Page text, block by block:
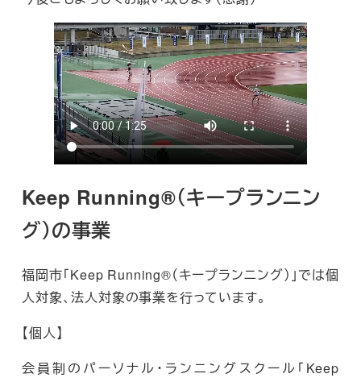
Keep Running®（キープランニン
グ）の事業
福岡市「Keep Running®（キープランニング）」では個
人対象、法人対象の事業を行っています。
【個人】
会員制のパーソナル・ランニングスクール「Keep